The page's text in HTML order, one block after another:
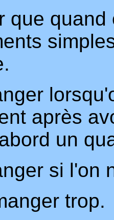
que quand
après
un
si l'on
trop.